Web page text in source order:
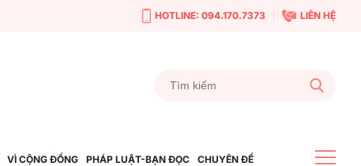
HOTLINE: 094.170.7373 LIÊN HỆ
VÌ CỘNG ĐỒNG PHÁP LUẬT-BẠN ĐỌC CHUYÊN ĐỀ